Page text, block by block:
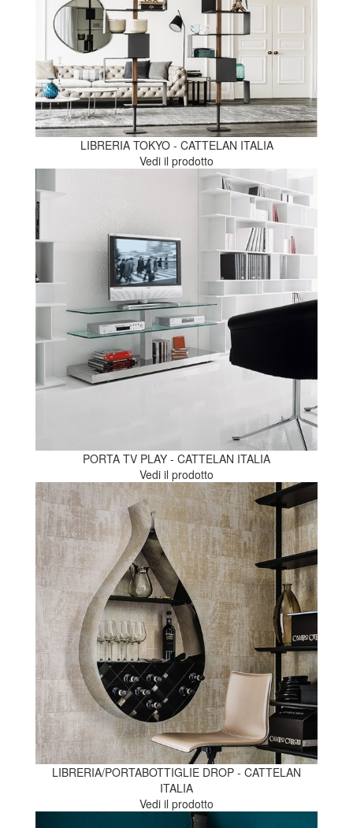
LIBRERIA TOKYO - CATTELAN ITALIA
Vedi il prodotto
PORTA TV PLAY - CATTELAN ITALIA
Vedi il prodotto
LIBRERIA/PORTABOTTIGLIE DROP - CATTELAN
ITALIA
Vedi il prodotto